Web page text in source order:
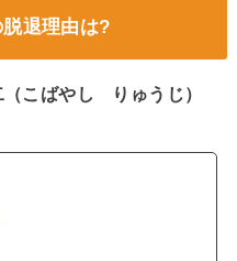
退理由は?
（こばやし りゅうじ）